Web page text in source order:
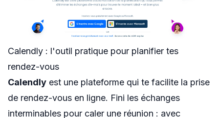
Proposer un outil
Sponsoriser FreelanceKit
Calendly : l'outil pratique pour planifier tes
rendez-vous
Calendly est une plateforme qui te facilite la prise
de rendez-vous en ligne. Fini les échanges
interminables pour caler une réunion : avec